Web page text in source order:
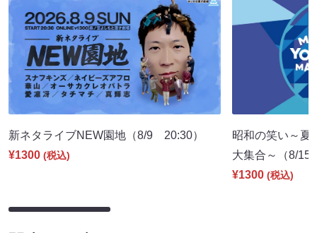
新ネタライブNEW園地（8/9 20:30）
¥1300 (税込)
昭和の笑い～夏
大集合～（8/
¥1300 (税込)